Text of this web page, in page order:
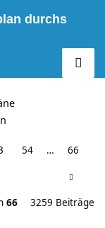
durchs
54 … 66
66 3259 Beiträge